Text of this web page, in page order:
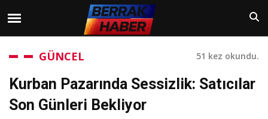
GÜNCEL 51 kez okundu.
Kurban Pazarında Sessizlik: Satıcılar
Son Günleri Bekliyor